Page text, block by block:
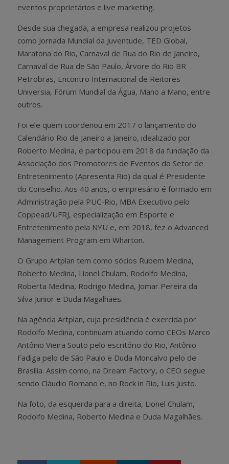
eventos proprietários e live marketing.
Desde sua chegada, a empresa realizou projetos
como Jornada Mundial da Juventude, TED Global,
Maratona do Rio, Carnaval de Rua do Rio de Janeiro,
Carnaval de Rua de São Paulo, Árvore do Rio BR
Petrobras, Encontro Internacional de Reitores
Universia, Fórum Mundial da Água, Mano a Mano, entre
outros.
Foi ele quem coordenou em 2017 o lançamento do
Calendário Rio de Janeiro a Janeiro, idealizado por
Roberto Medina, e participou em 2018 da fundação da
Associação dos Promotores de Eventos do Setor de
Entretenimento (Apresenta Rio) da qual é Presidente
do Conselho. Aos 40 anos, o empresário é formado em
Administração pela PUC-Rio, MBA Executivo pelo
Coppead/UFRJ, especialização em Esporte e
Entretenimento pela NYU e, em 2018, fez o Advanced
Management Program em Wharton.
O Grupo Artplan tem como sócios Rubem Medina,
Roberto Medina, Lionel Chulam, Rodolfo Medina,
Roberta Medina, Rodrigo Medina, Jomar Pereira da
Silva Junior e Duda Magalhães.
Na agência Artplan, cuja presidência é exercida por
Rodolfo Medina, continuam atuando como CEOs Marco
Antônio Vieira Souto pelo escritório do Rio, Antônio
Fadiga pelo de São Paulo e Duda Moncalvo pelo de
Brasília. Assim como, na Dream Factory, o CEO segue
sendo Cláudio Romano e, no Rock in Rio, Luis Justo.
Na foto, da esquerda para a direita, Lionel Chulam,
Rodolfo Medina, Roberto Medina e Duda Magalhães.